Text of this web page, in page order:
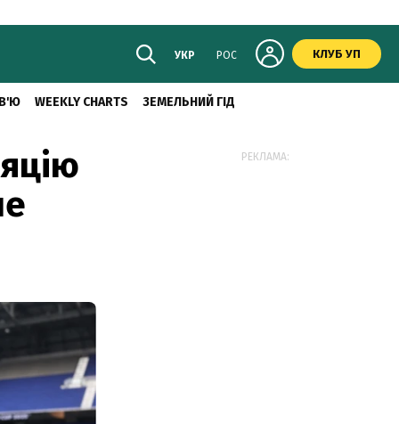
УКР РОС КЛУБ УП
WEEKLY CHARTS ЗЕМЕЛЬНИЙ ГІД
РЕКЛАМА: